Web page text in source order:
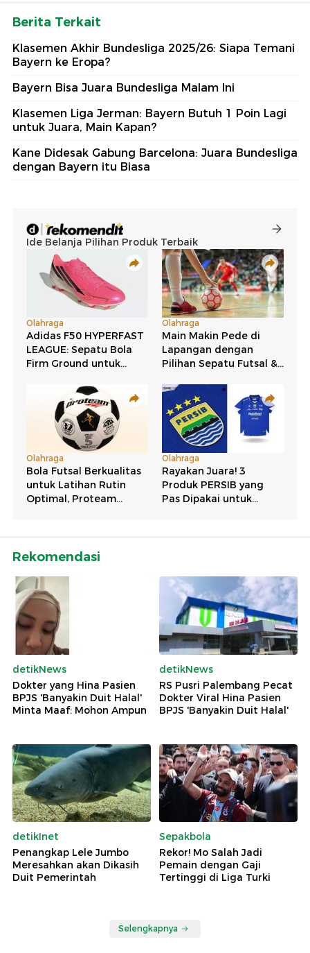
Berita Terkait
Klasemen Akhir Bundesliga 2025/26: Siapa Temani
Bayern ke Eropa?
Bayern Bisa Juara Bundesliga Malam Ini
Klasemen Liga Jerman: Bayern Butuh 1 Poin Lagi
untuk Juara, Main Kapan?
Kane Didesak Gabung Barcelona: Juara Bundesliga
dengan Bayern itu Biasa
Rekomendasi
detikNews
Dokter yang Hina Pasien
BPJS 'Banyakin Duit Halal'
Minta Maaf: Mohon Ampun
detikNews
RS Pusri Palembang Pecat
Dokter Viral Hina Pasien
BPJS 'Banyakin Duit Halal'
detikInet
Penangkap Lele Jumbo
Meresahkan akan Dikasih
Duit Pemerintah
Sepakbola
Rekor! Mo Salah Jadi
Pemain dengan Gaji
Tertinggi di Liga Turki
Selengkapnya